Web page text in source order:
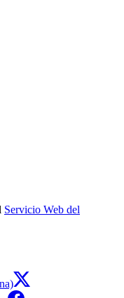
Servicio Web del